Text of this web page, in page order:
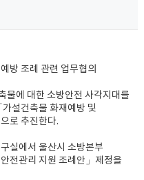
방 조례 관련 업무협의
물에 대한 소방안전 사각지대를
설건축물 화재예방 및
로 추진한다.
실에서 울산시 소방본부
전관리 지원 조례안」제정을